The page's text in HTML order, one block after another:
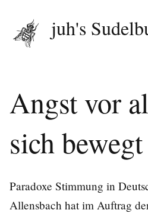
juh's
Angst vor
sich bewegt
Paradoxe Stimmung in
Allensbach hat im Auftrag